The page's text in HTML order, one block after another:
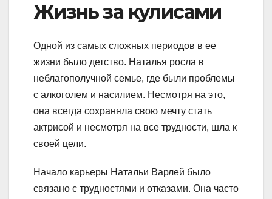
Жизнь за кулисами
Одной из самых сложных периодов в ее
жизни было детство. Наталья росла в
неблагополучной семье, где были проблемы
с алкоголем и насилием. Несмотря на это,
она всегда сохраняла свою мечту стать
актрисой и несмотря на все трудности, шла к
своей цели.
Начало карьеры Натальи Варлей было
связано с трудностями и отказами. Она часто